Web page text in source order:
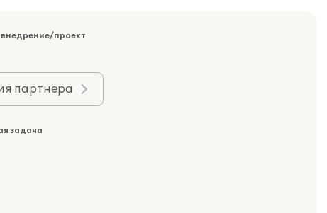
проект
партнера
задача